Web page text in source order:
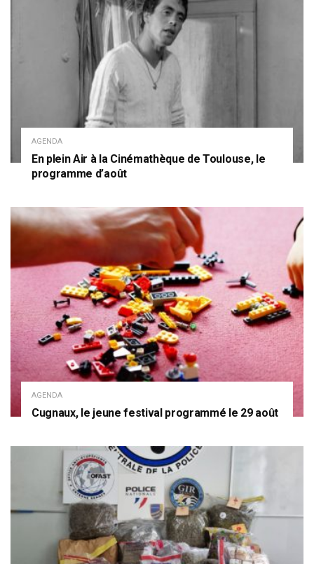
AGENDA
En plein Air à la Cinémathèque de Toulouse, le
programme d’août
AGENDA
Cugnaux, le jeune festival programmé le 29 août